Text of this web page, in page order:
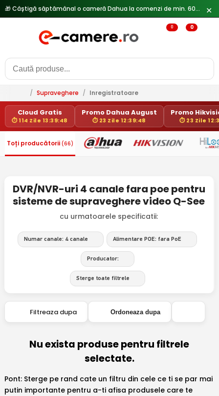
🎁 Câștigă săptămânal o cameră Dahua la comenzi de min. 600 lei — ✕
0 0
/ Supraveghere / Inregistratoare
Cloud Gratis
⏱ 114 Zile 13:39:48
Promo Dahua August
⏱ 23 Zile 12:39:48
Promo
⏱ 23 Zile
Toți producătorii (66)
DVR/NVR-uri 4 canale fara poe pentru
sisteme de supraveghere video Q-See
cu urmatoarele specificatii:
Numar canale: 4 canale Alimentare POE: fara PoE
Producator:
Sterge toate filtrele
Filtreaza dupa Ordoneaza dupa
Nu exista produse pentru filtrele
selectate.
Pont: Sterge pe rand cate un filtru din cele ce ti se par mai
putin importante pentru a-ti afisa produsele care te